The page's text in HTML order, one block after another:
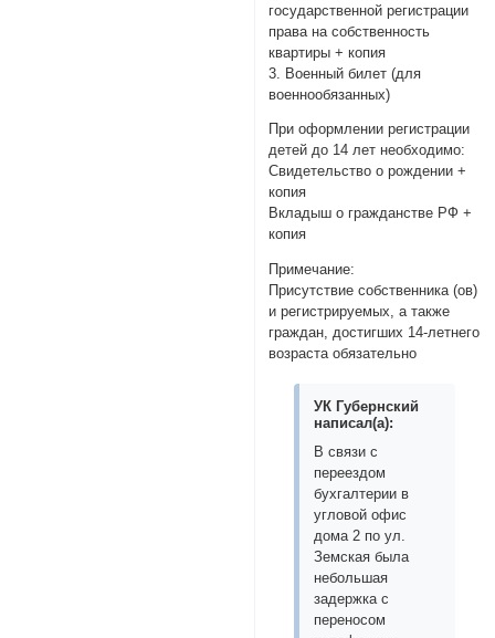
государственной регистрации
права на собственность
квартиры + копия
3. Военный билет (для
военнообязанных)
При оформлении регистрации
детей до 14 лет необходимо:
Свидетельство о рождении +
копия
Вкладыш о гражданстве РФ +
копия
Примечание:
Присутствие собственника (ов)
и регистрируемых, а также
граждан, достигших 14-летнего
возраста обязательно
УК Губернский
написал(а):
В связи с
переездом
бухгалтерии в
угловой офис
дома 2 по ул.
Земская была
небольшая
задержка с
переносом